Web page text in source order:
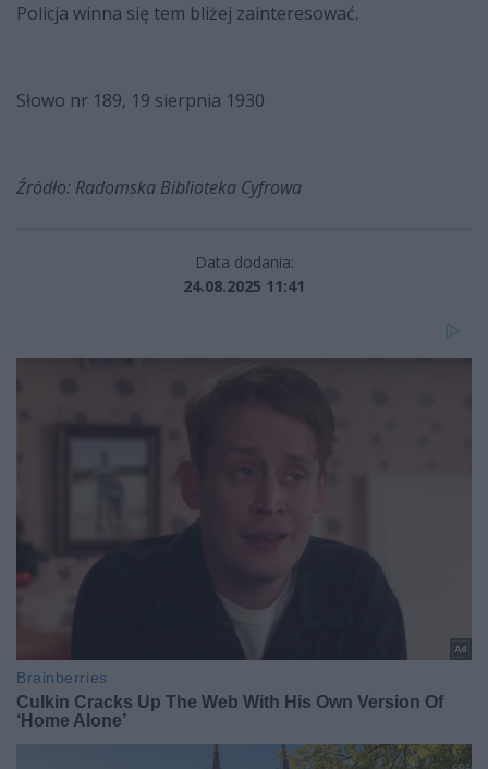
Policja winna się tem bliżej zainteresować.
Słowo nr 189, 19 sierpnia 1930
Źródło: Radomska Biblioteka Cyfrowa
Data dodania:
24.08.2025 11:41